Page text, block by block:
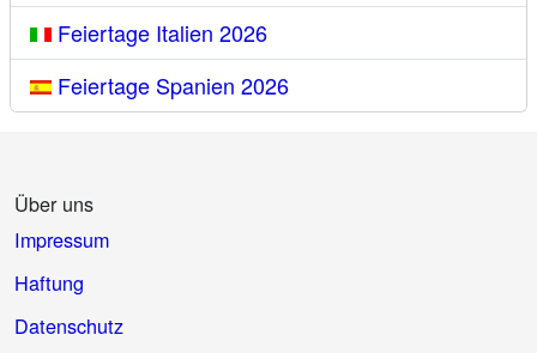
Feiertage Italien 2026
Feiertage Spanien 2026
Über uns
Impressum
Haftung
Datenschutz